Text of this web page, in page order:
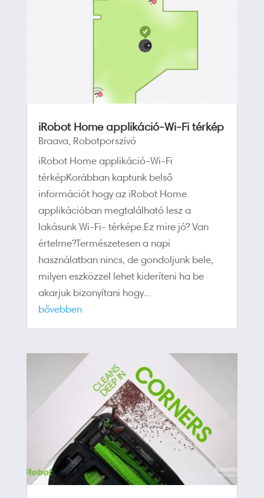
iRobot Home applikáció-Wi-Fi térkép
Braava, Robotporszívó
iRobot Home applikáció-Wi-Fi
térképKorábban kaptunk belső
információt hogy az iRobot Home
applikációban megtalálható lesz a
lakásunk Wi-Fi- térképe.Ez mire jó? Van
értelme?Természetesen a napi
használatban nincs, de gondoljunk bele,
milyen eszközzel lehet kideríteni ha be
akarjuk bizonyítani hogy...
bővebben